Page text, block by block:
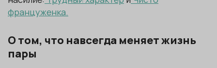
француженка.
О том, что навсегда меняет жизнь
пары